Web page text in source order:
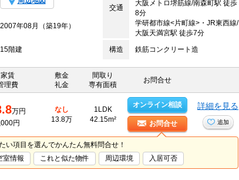
交通
大阪メトロ堺筋線/南森町駅 徒歩
8分
学研都市線<片町線>・JR東西線/
大阪天満宮駅 徒歩7分
2007年08月（築19年）
15階建 構造 鉄筋コンクリート造
家賃
理費
敷金
礼金
間取り
専有面積
お問合せ
万円
円
なし
13.8万
1LDK
42.15m²
オンライン相談
お問合せ
詳細を見る
追加
い項目を選んでかんたん無料問合せ！
室情報 これと似た物件 周辺環境 入居可否